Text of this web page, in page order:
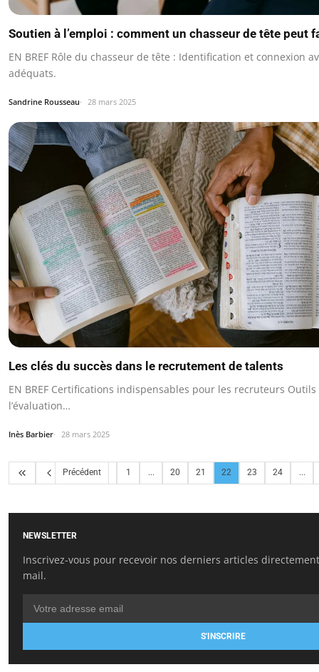
Soutien à l’emploi : comment un chasseur de tête peut
EN BREF Rôle du chasseur de tête : Identification et connexion
adéquats.
Sandrine Rousseau 28 mars 2025
Les clés du succès dans le recrutement de talents
EN BREF Certifications indispensables pour les recruteurs
l’évaluation…
Inès Barbier 28 mars 2025
Précédent 1 ... 20 21 22 23 24 ...
NEWSLETTER
Inscrivez-vous pour recevoir nos derniers articles
mail.
S'INSCRIRE